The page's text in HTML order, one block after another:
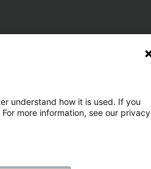
understand how it is used. If you
more information, see our privacy